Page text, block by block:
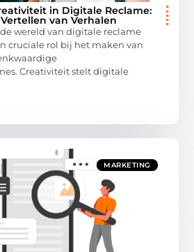
in Digitale Reclame:
van Verhalen
wereld van digitale reclame
cruciale rol bij het maken van
Creativiteit stelt digitale
MARKETING